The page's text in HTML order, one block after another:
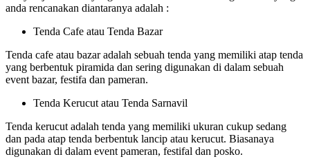
anda rencanakan diantaranya adalah :
Tenda Cafe atau Tenda Bazar
Tenda cafe atau bazar adalah sebuah tenda yang memiliki atap tenda
yang berbentuk piramida dan sering digunakan di dalam sebuah
event bazar, festifa dan pameran.
Tenda Kerucut atau Tenda Sarnavil
Tenda kerucut adalah tenda yang memiliki ukuran cukup sedang
dan pada atap tenda berbentuk lancip atau kerucut. Biasanaya
digunakan di dalam event pameran, festifal dan posko.